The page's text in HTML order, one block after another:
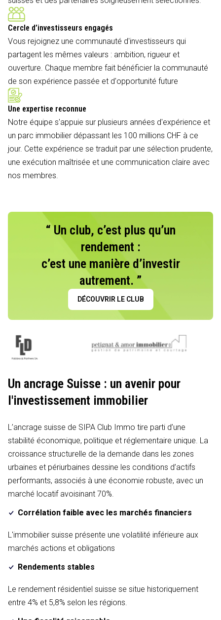
Cercle d’investisseurs engagés
Vous rejoignez une communauté d'investisseurs qui
partagent les mêmes valeurs : ambition, rigueur et
ouverture. Chaque membre fait bénéficier la communauté
de son expérience passée et d'opportunité future
Une expertise reconnue
Notre équipe s'appuie sur plusieurs années d'expérience et
un parc immobilier dépassant les 100 millions CHF à ce
jour. Cette expérience se traduit par une sélection prudente,
une exécution maîtrisée et une communication claire avec
nos membres.
“ Un club, c’est plus qu’un
rendement :
c’est une manière d’investir
autrement. ”
DÉCOUVRIR LE CLUB
Un ancrage Suisse : un avenir pour
l'investissement immobilier
L’ancrage suisse de SIPA Club Immo tire parti d’une
stabilité économique, politique et réglementaire unique. La
croissance structurelle de la demande dans les zones
urbaines et périurbaines dessine les conditions d’actifs
performants, associés à une économie robuste, avec un
marché locatif avoisinant 70%.
Corrélation faible avec les marchés financiers
L'immobilier suisse présente une volatilité inférieure aux
marchés actions et obligations
Rendements stables
Le rendement résidentiel suisse se situe historiquement
entre 4% et 5,8% selon les régions.